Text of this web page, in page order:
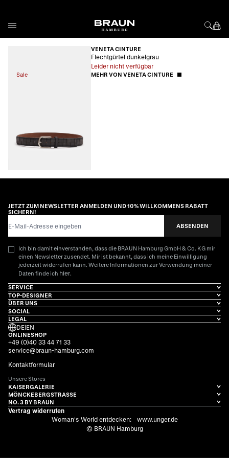
Sale
VENETA CINTURE
Flechtgürtel dunkelgrau
Leider nicht verfügbar
MEHR VON VENETA CINTURE
JETZT ZUM NEWSLETTER ANMELDEN UND 10% WILLKOMMENS RABATT
SICHERN!
ABSENDEN
Ich bin damit einverstanden, dass die BRAUN Hamburg GmbH & Co. KG mir
einen Newsletter zusendet. Mir ist bekannt, dass ich meine Einwilligung
jederzeit widerrufen kann. Weitere Informationen zur Verwendung meiner
Daten finde ich hier.
SERVICE
TOP-DESIGNER
ÜBER UNS
SOCIAL
LEGAL
DE|EN
ONLINESHOP
+49 (0)40 33 44 71 33
service@braun-hamburg.com
Kontaktformular
Unsere Stores
KAISERGALERIE
MÖNCKEBERGSTRASSE
NO. 3 BY BRAUN
Vertrag widerrufen
Woman's World entdecken:
www.unger.de
© BRAUN Hamburg